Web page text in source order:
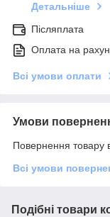
Детальніше
Післяплата
Оплата на
Всі умови оплати
Умови
Повернення товару
Всі умови
Подібні товари